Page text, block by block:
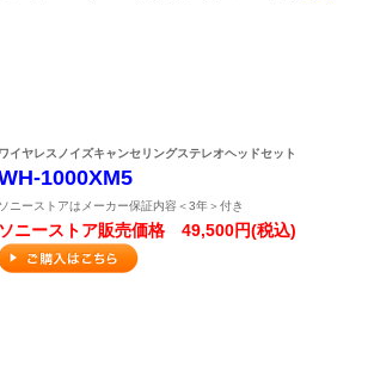
ワイヤレスノイズキャンセリングステレオヘッドセット
1000XM5
ソニーストアはメーカー保証内容＜3年＞付き
ソニーストア販売価格 49,500円(税込)